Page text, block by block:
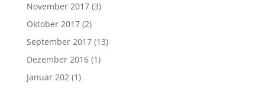
November 2017(3)
Oktober 2017(2)
September 2017(13)
Dezember 2016(1)
Januar 202(1)